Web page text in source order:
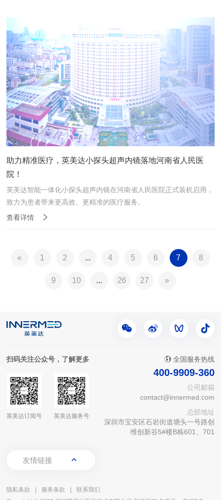
助力精准医疗，英美达小探头超声内镜落地河南省人民医
院！
英美达智能一体化小探头超声内镜在河南省人民医院正式装机启用，
致力为患者带来更高效、更精准的医疗服务。
查看详情
« 1 2 ... 4 5 6 7 8
9 10 ... 26 27 »
扫码关注公众号，了解更多
英美达订阅号 英美达服务号
全国服务热线
400-9909-360
公司邮箱
contact@innermed.com
总部地址
深圳市宝安区石岩街道塘头一号路创
维创新谷5#楼B栋601、701
友情链接
隐私条款 服务条款
联系我们